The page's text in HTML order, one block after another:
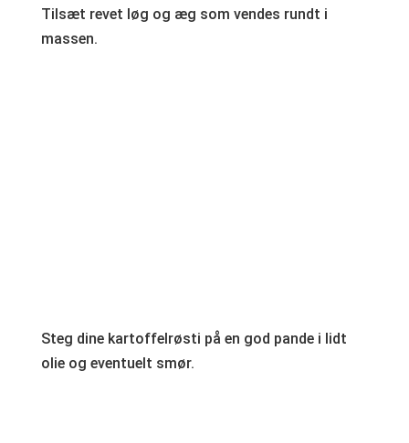
Tilsæt revet løg og æg som vendes rundt i
massen.
Steg dine kartoffelrøsti på en god pande i lidt
olie og eventuelt smør.